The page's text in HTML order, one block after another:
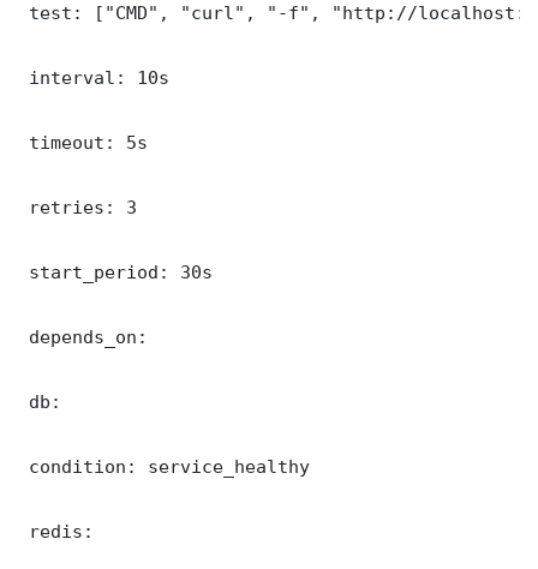
test: ["CMD", "curl", "-f", "http://
interval: 10s
timeout: 5s
retries: 3
start_period: 30s
depends_on:
db:
condition: service_healthy
redis: